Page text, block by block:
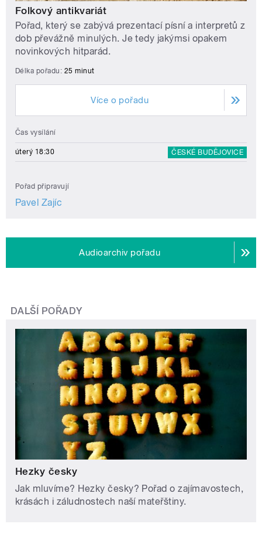
Folkový antikvariát
Pořad, který se zabývá prezentací písní a interpretů z
dob převážně minulých. Je tedy jakýmsi opakem
novinkových hitparád.
Délka pořadu: 25 minut
Více o pořadu
Čas vysílání
úterý 18:30 ČESKÉ BUDĚJOVICE
Pořad připravují
Pavel Zajíc
Audioarchiv pořadu
DALŠÍ POŘADY
Hezky česky
Jak mluvíme? Hezky česky? Pořad o zajímavostech,
krásách i záludnostech naší mateřštiny.